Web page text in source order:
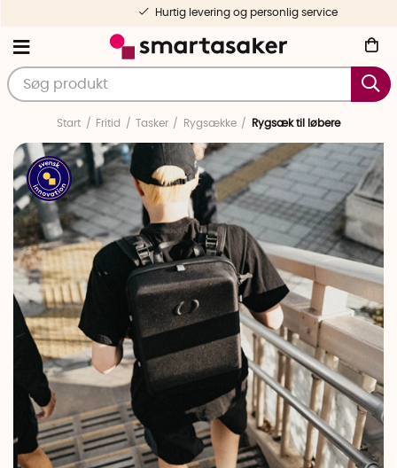
Hurtig levering og personlig service
Start Fritid Tasker Rygsække Rygsæk til løbere